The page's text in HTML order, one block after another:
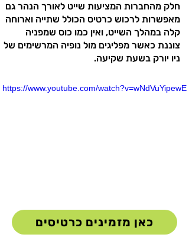
חלק מהחברות המציעות שייט לאורך הנהר גם
מאפשרות לרכוש כרטיס הכולל שתייה וארוחה
קלה במהלך השייט, ואין כמו כוס שמפניה
צוננת כאשר מפליגים מול נופיה המרשימים של
ניו יורק בשעת שקיעה.
https://www.youtube.com/watch?v=wNdVuYipewE
כאן מזמינים כרטיסים